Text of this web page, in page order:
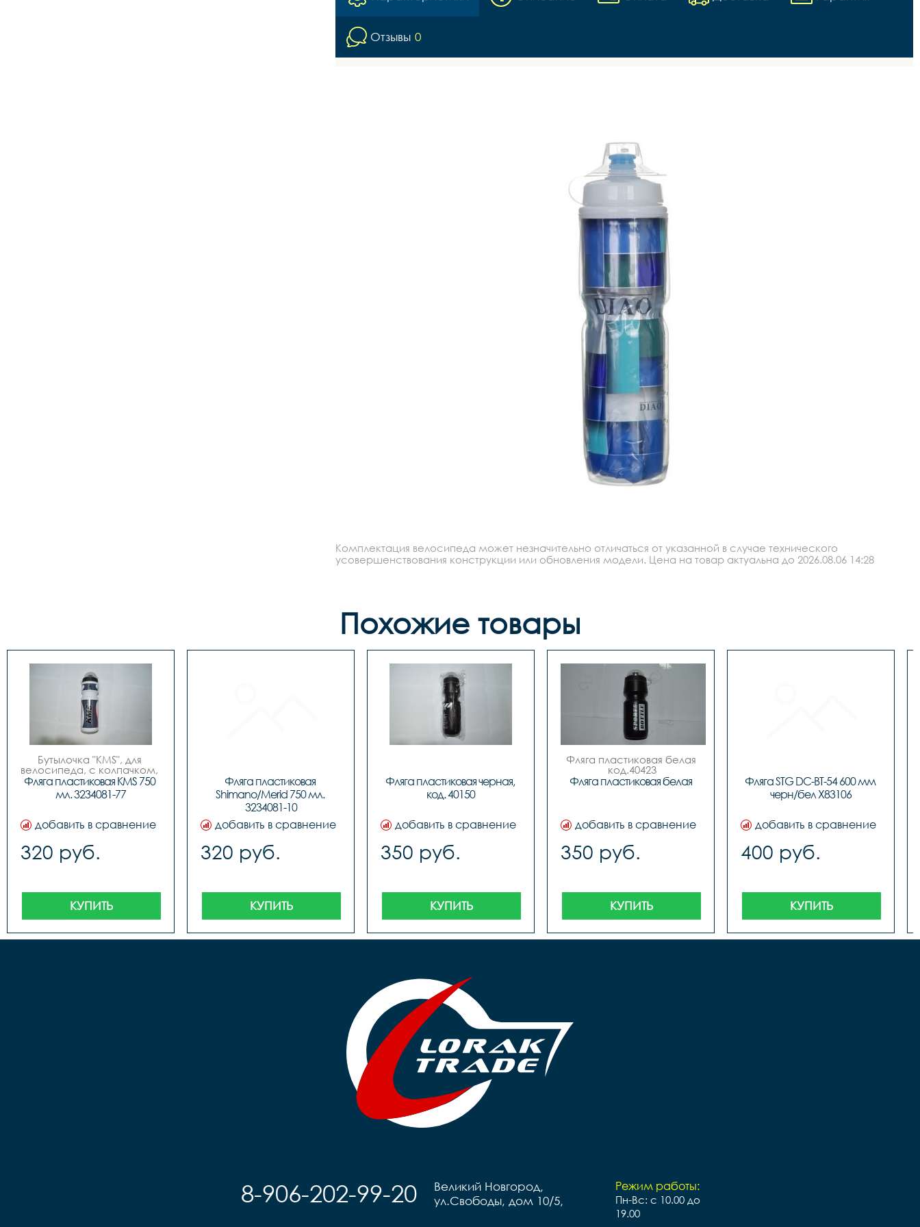
Отзывы 0
Комплектация велосипеда может незначительно отличаться от указанной в случае технического
усовершенствования конструкции или обновления модели. Цена на товар актуальна до 2026.08.06 14:28
Похожие товары
Бутылочка "KMS", для
велосипеда, с колпачком,
пластиковая, 750мл, 3
цвета (бело/синие, бело/
красные, бело/зеленые),
Фляга пластиковая KMS 750
мл. 3234081-77
добавить в сравнение
320 руб.
КУПИТЬ
Фляга пластиковая
Shimano/Merid 750 мл.
3234081-10
добавить в сравнение
320 руб.
КУПИТЬ
Фляга пластиковая черная,
код. 40150
добавить в сравнение
350 руб.
КУПИТЬ
Фляга пластиковая белая
код.40423
Фляга пластиковая белая
добавить в сравнение
350 руб.
КУПИТЬ
Фляга STG DC-BT-54 600 мм
черн/бел X83106
добавить в сравнение
400 руб.
КУПИТЬ
Режим работы:
Пн-Вс: с 10.00 до
19.00
Великий Новгород,
ул.Свободы, дом 10/5,
8-906-202-99-20